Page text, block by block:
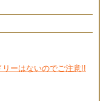
ーはないのでご注意!!